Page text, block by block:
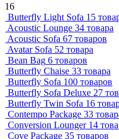
16
Butterfly Light Sofa 15
Acoustic Lounge 34 товара
Acoustic Sofa 67 товаров
Avatar Sofa 52 товара
Bean Bag 6 товаров
Butterfly Chaise 33 товара
Butterfly Sofa 100 товаров
Butterfly Sofa Deluxe 27
Butterfly Twin Sofa 16
Contempo Package 33
Conversion Lounger 14
Cove Package 35 товаров